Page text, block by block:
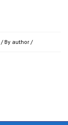
/ By author /